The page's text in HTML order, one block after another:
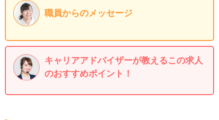
職員からのメッセージ
キャリアアドバイザーが教えるこの求人
のおすすめポイント！